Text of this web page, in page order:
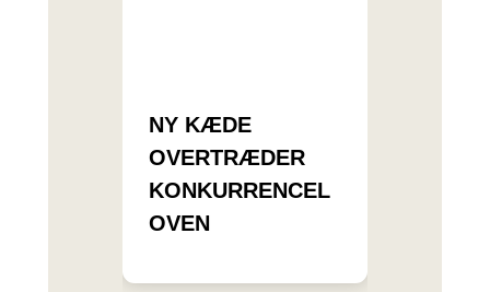
NY KÆDE
OVERTRÆDER
KONKURRENCEL
OVEN